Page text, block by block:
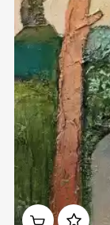
Домен: